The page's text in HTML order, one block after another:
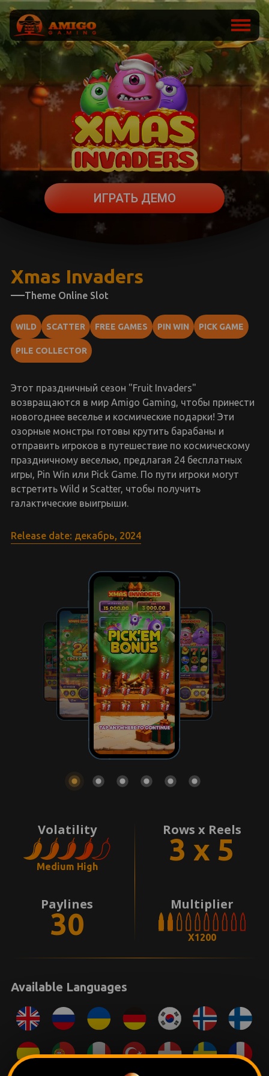
ИГРАТЬ ДЕМО
Xmas Invaders
Theme Online Slot
WILD SCATTER FREE GAMES PIN WIN PICK GAME
PILE COLLECTOR
Этот праздничный сезон "Fruit Invaders"
возвращаются в мир Amigo Gaming, чтобы принести
новогоднее веселье и космические подарки! Эти
озорные монстры готовы крутить барабаны и
отправить игроков в путешествие по космическому
праздничному веселью, предлагая 24 бесплатных
игры, Pin Win или Pick Game. По пути игроки могут
встретить Wild и Scatter, чтобы получить
галактические выигрыши.
Release date: декабрь, 2024
Volatility
Medium High
Rows x Reels
3 x 5
Paylines
30
Multiplier
X1200
Available Languages